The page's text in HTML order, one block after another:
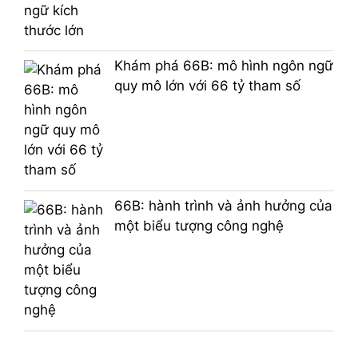
Khám phá 66B: mô hình ngôn ngữ
quy mô lớn với 66 tỷ tham số
66B: hành trình và ảnh hưởng của
một biểu tượng công nghệ